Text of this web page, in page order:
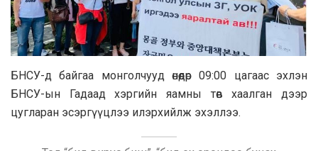
БНСУ-д байгаа монголчууд өнөөдөр 09:00 цагаас эхлэн
БНСУ-ын Гадаад хэргийн яамны төв хаалган дээр
цугларан эсэргүүцлээ илэрхийлж эхэллээ.